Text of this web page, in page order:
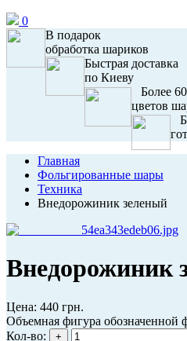
0
В подарок
обработка шариков
Быстрая доставка
по Киеву
Более 60
цветов
Главная
Фольгированные шары
Техника
Внедорожиник зеленый
Внедорожиник
Цена: 440 грн.
Объемная фигура обозначенной
Кол-во: